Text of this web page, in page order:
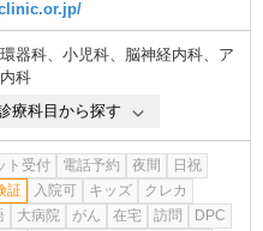
器科、 小児科、 脳神経内科、 ア
科
療科目から探す
ト受付 電話予約 夜間
日祝
証 入院可 キッズ
クレカ
大病院 がん 在宅 訪問
DPC